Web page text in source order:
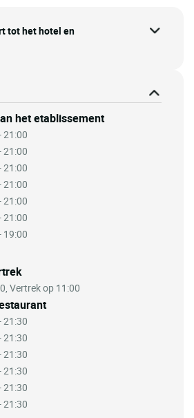
tot het hotel en
het etablissement
21:00
21:00
21:00
21:00
21:00
21:00
19:00
Vertrek op 11:00
21:30
21:30
21:30
21:30
21:30
21:30